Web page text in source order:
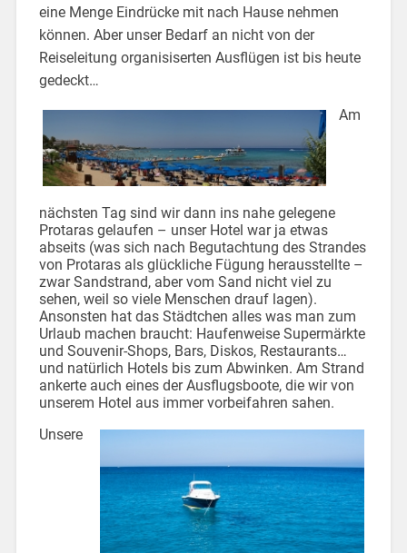
eine Menge Eindrücke mit nach Hause nehmen
können. Aber unser Bedarf an nicht von der
Reiseleitung organisiserten Ausflügen ist bis heute
gedeckt…
Am
nächsten Tag sind wir dann ins nahe gelegene
Protaras gelaufen – unser Hotel war ja etwas
abseits (was sich nach Begutachtung des Strandes
von Protaras als glückliche Fügung herausstellte –
zwar Sandstrand, aber vom Sand nicht viel zu
sehen, weil so viele Menschen drauf lagen).
Ansonsten hat das Städtchen alles was man zum
Urlaub machen braucht: Haufenweise Supermärkte
und Souvenir-Shops, Bars, Diskos, Restaurants…
und natürlich Hotels bis zum Abwinken. Am Strand
ankerte auch eines der Ausflugsboote, die wir von
unserem Hotel aus immer vorbeifahren sahen.
Unsere